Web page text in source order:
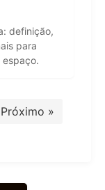
definição,
para
espaço.
Próximo »